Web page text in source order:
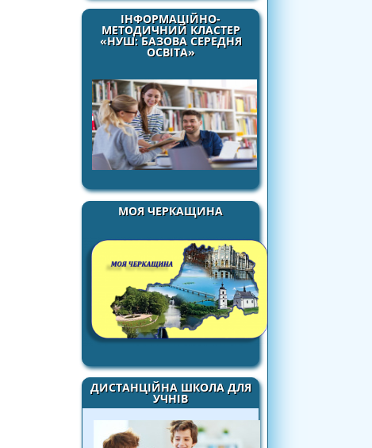
ІНФОРМАЦІЙНО-
МЕТОДИЧНИЙ КЛАСТЕР
«НУШ: БАЗОВА СЕРЕДНЯ
ОСВІТА»
МОЯ ЧЕРКАЩИНА
ДИСТАНЦІЙНА ШКОЛА ДЛЯ
УЧНІВ